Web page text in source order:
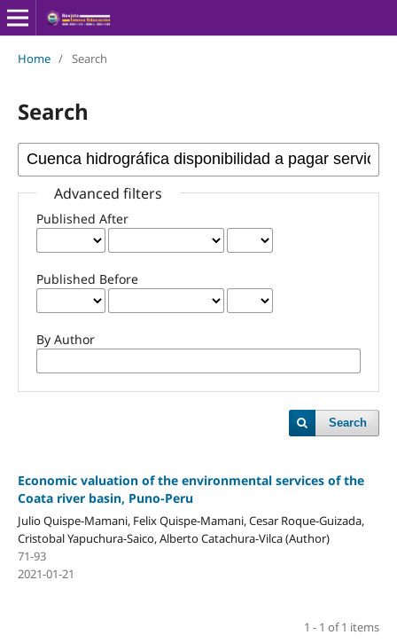
Home / Search
Search
Advanced filters
Published After
Published Before
By Author
Search
Economic valuation of the environmental services of the
Coata river basin, Puno-Peru
Julio Quispe-Mamani, Felix Quispe-Mamani, Cesar Roque-Guizada,
Cristobal Yapuchura-Saico, Alberto Catachura-Vilca (Author)
71-93
2021-01-21
1 - 1 of 1 items